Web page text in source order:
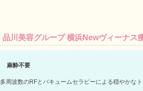
品川美容グループ 横浜Newヴィーナス
麻酔不要
多周波数のRFとバキュームセラピーによる穏やかな